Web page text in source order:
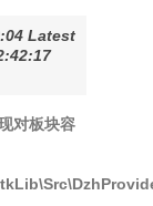
Latest
对板块容